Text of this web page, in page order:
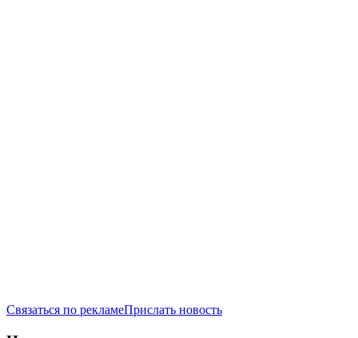
Связаться по рекламеПрислать новость